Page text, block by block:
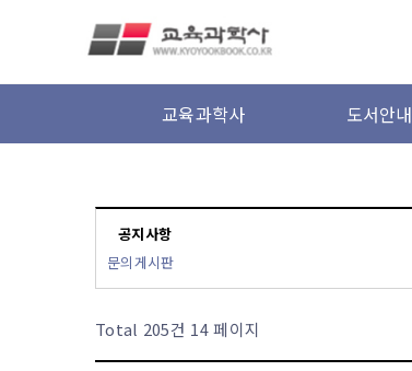
교육과학사 도서안내
공지사항
문의게시판
Total 205건 14 페이지